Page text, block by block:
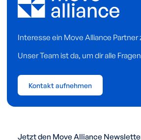
Interesse ein Move Alliance Partner
Unser Team ist da, um dir alle
Kontakt aufnehmen
Jetzt den Move Alliance